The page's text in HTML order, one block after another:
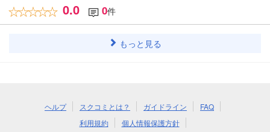
0.0 0件
もっと見る
ヘルプ スクコミとは？ ガイドライン
FAQ
利用規約
個人情報保護方針